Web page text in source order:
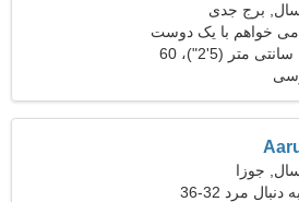
خواهم با یک دوست
ملاقات کنم
155 سانتی متر (5'2")، 60
پوند)
مرد 32-36